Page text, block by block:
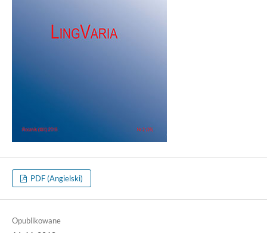
PDF (Angielski)
Opublikowane